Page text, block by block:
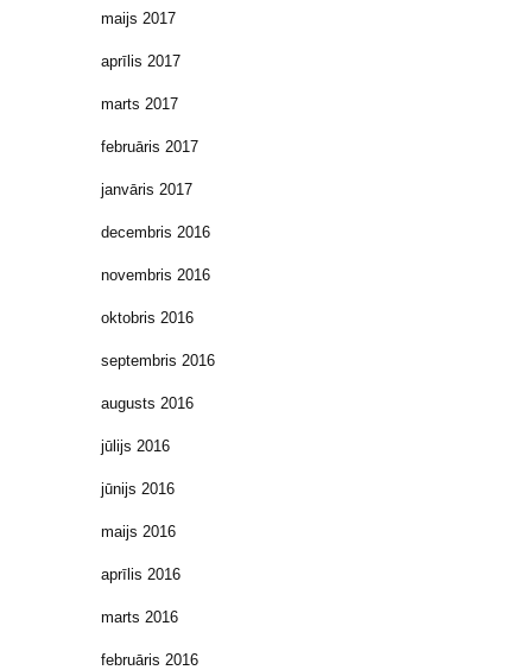
maijs 2017
aprīlis 2017
marts 2017
februāris 2017
janvāris 2017
decembris 2016
novembris 2016
oktobris 2016
septembris 2016
augusts 2016
jūlijs 2016
jūnijs 2016
maijs 2016
aprīlis 2016
marts 2016
februāris 2016